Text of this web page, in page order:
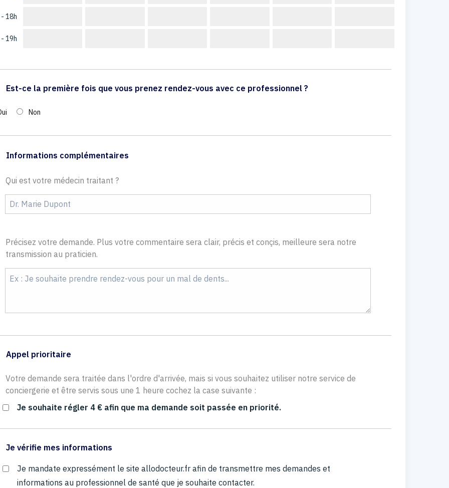
18h
19h
Est-ce la première fois que vous prenez rendez-vous avec ce professionnel ?
Non
Informations complémentaires
Qui est votre médecin traitant ?
Précisez votre demande. Plus votre commentaire sera clair, précis et conçis, meilleure sera notre
transmission au praticien.
Appel prioritaire
Votre demande sera traitée dans l'ordre d'arrivée, mais si vous souhaitez utiliser notre service de
conciergerie et être servis sous une 1 heure cochez la case suivante :
Je souhaite régler 4 € afin que ma demande soit passée en priorité.
Je vérifie mes informations
Je mandate expressément le site allodocteur.fr afin de transmettre mes demandes et
informations au professionnel de santé que je souhaite contacter.